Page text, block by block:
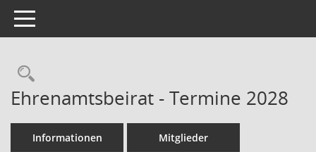
Toggle navigation
Rechercheauswahl
Ehrenamtsbeirat - Termine 2028
Informationen Mitglieder